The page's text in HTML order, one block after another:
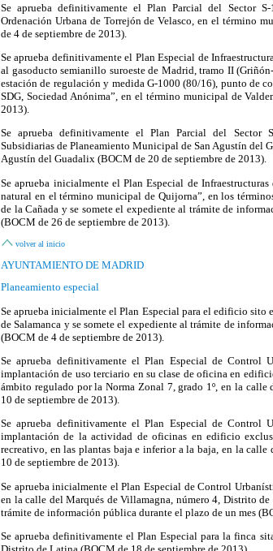
Se aprueba definitivamente el Plan Parcial del Sector
Ordenación Urbana de Torrejón de Velasco, en el término
de 4 de septiembre de 2013).
Se aprueba definitivamente el Plan Especial de
al gasoducto semianillo suroeste de Madrid, tramo II
estación de regulación y medida G-1000 (80/16), punto de
SDG, Sociedad Anónima”, en el término municipal de
2013).
Se aprueba definitivamente el Plan Parcial del Sector
Subsidiarias de Planeamiento Municipal de San Agustín del
Agustín del Guadalix (BOCM de 20 de septiembre de 2013).
Se aprueba inicialmente el Plan Especial de
natural en el término municipal de Quijorna”, en los
de la Cañada y se somete el expediente al trámite de
(BOCM de 26 de septiembre de 2013).
volver al inicio
AYUNTAMIENTO DE MADRID
Planeamiento especial
Se aprueba inicialmente el Plan Especial para el edificio sito
de Salamanca y se somete el expediente al trámite de
(BOCM de 4 de septiembre de 2013).
Se aprueba definitivamente el Plan Especial de Control
implantación de uso terciario en su clase de oficina en
ámbito regulado por la Norma Zonal 7, grado 1º, en la
10 de septiembre de 2013).
Se aprueba definitivamente el Plan Especial de Control
implantación de la actividad de oficinas en edificio
recreativo, en las plantas baja e inferior a la baja, en la
10 de septiembre de 2013).
Se aprueba inicialmente el Plan Especial de Control
en la calle del Marqués de Villamagna, número 4, Distrito de
trámite de información pública durante el plazo de un mes
Se aprueba definitivamente el Plan Especial para la finca